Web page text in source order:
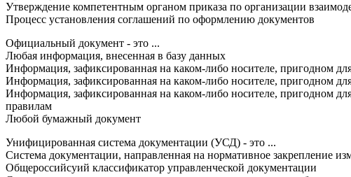
Утверждение компетентным органом приказа по организации
Процесс установления соглашений по оформлению документов
Официальный документ - это ...
Любая информация, внесенная в базу данных
Информация, зафиксированная на каком-либо носителе, пригодном
Информация, зафиксированная на каком-либо носителе, пригодном
Информация, зафиксированная на каком-либо носителе, пригодном
правилам
Любой бумажный документ
Унифицированная система документации (УСД) - это ...
Система документации, направленная на нормативное закрепление
Общероссийсуий классификатор управленческой документации